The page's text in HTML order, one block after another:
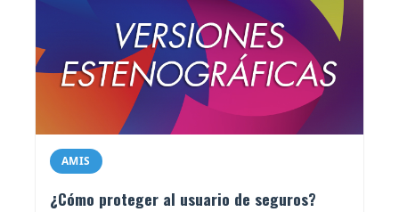
AMIS
¿Cómo proteger al usuario de seguros?